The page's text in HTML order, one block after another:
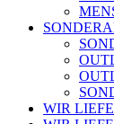
WIR